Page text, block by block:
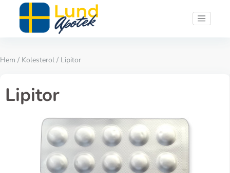
Hem / Kolesterol / Lipitor
Lipitor